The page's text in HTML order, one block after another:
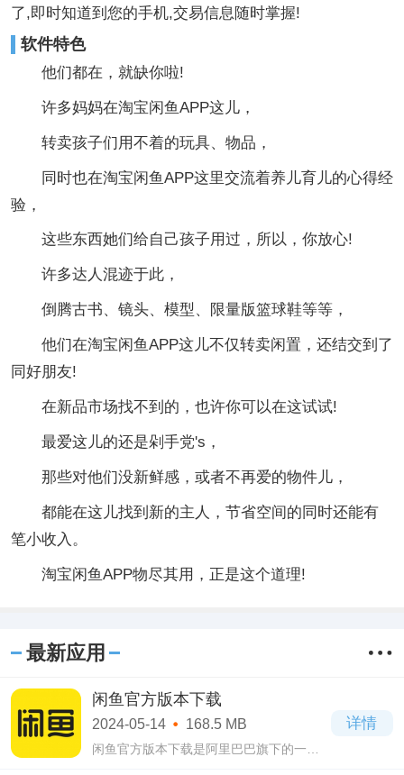
了,即时知道到您的手机,交易信息随时掌握!
软件特色
他们都在，就缺你啦!
许多妈妈在淘宝闲鱼APP这儿，
转卖孩子们用不着的玩具、物品，
同时也在淘宝闲鱼APP这里交流着养儿育儿的心得经
验，
这些东西她们给自己孩子用过，所以，你放心!
许多达人混迹于此，
倒腾古书、镜头、模型、限量版篮球鞋等等，
他们在淘宝闲鱼APP这儿不仅转卖闲置，还结交到了
同好朋友!
在新品市场找不到的，也许你可以在这试试!
最爱这儿的还是剁手党's，
那些对他们没新鲜感，或者不再爱的物件儿，
都能在这儿找到新的主人，节省空间的同时还能有
笔小收入。
淘宝闲鱼APP物尽其用，正是这个道理!
最新应用
闲鱼官方版本下载
2024-05-14 168.5 MB
闲鱼官方版本下载是阿里巴巴旗下的一款
详情